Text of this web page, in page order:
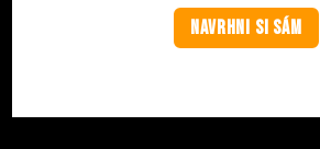
NAVRHNI SI SÁM